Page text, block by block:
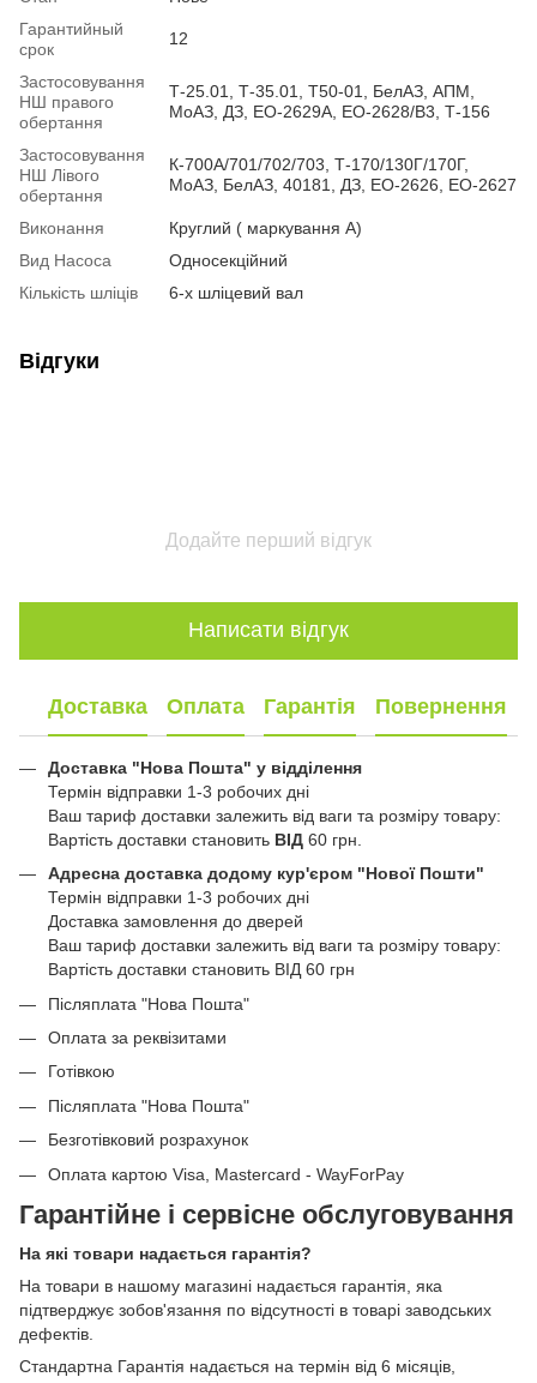
Гарантийный
срок
12
Застосовування
НШ правого
обертання
Т-25.01, Т-35.01, Т50-01, БелАЗ, АПМ,
МоАЗ, ДЗ, ЕО-2629А, ЕО-2628/В3, Т-156
Застосовування
НШ Лівого
обертання
К-700А/701/702/703, Т-170/130Г/170Г,
МоАЗ, БелАЗ, 40181, ДЗ, ЕО-2626, ЕО-2627
Виконання
Круглий ( маркування А)
Вид Насоса
Односекційний
Кількість шліців
6-х шліцевий вал
Відгуки
Додайте перший відгук
Написати відгук
Доставка Оплата Гарантія Повернення
Доставка "Нова Пошта" у відділення
Термін відправки 1-3 робочих дні
Ваш тариф доставки залежить від ваги та розміру товару:
Вартість доставки становить ВІД 60 грн.
Адресна доставка додому кур'єром "Нової Пошти"
Термін відправки 1-3 робочих дні
Доставка замовлення до дверей
Ваш тариф доставки залежить від ваги та розміру товару:
Вартість доставки становить ВІД 60 грн
Післяплата "Нова Пошта"
Оплата за реквізитами
Готівкою
Післяплата "Нова Пошта"
Безготівковий розрахунок
Оплата картою Visa, Mastercard - WayForPay
Гарантійне і сервісне обслуговування
На які товари надається гарантія?
На товари в нашому магазині надається гарантія, яка
підтверджує зобов'язання по відсутності в товарі заводських
дефектів.
Стандартна Гарантія надається на термін від 6 місяців,